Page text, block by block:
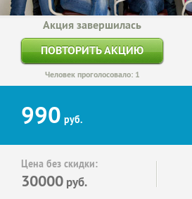
Акция завершилась
ПОВТОРИТЬ АКЦИЮ
Человек проголосовало: 1
990 руб.
Цена без скидки:
30000 руб.